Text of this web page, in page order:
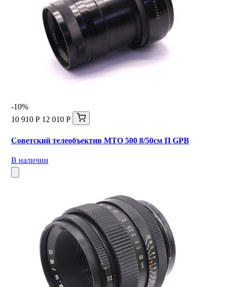
-10%
10 910 Р 12 010 Р
Советский телеобъектив МТО 500 8/50см П GPB
В наличии